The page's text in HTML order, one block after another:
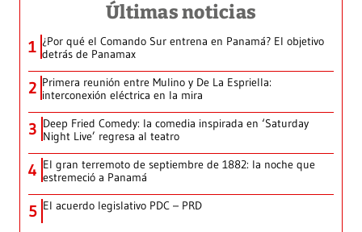
Últimas noticias
1 ¿Por qué el Comando Sur entrena en Panamá? El objetivo
detrás de Panamax
2 Primera reunión entre Mulino y De La Espriella:
interconexión eléctrica en la mira
3 Deep Fried Comedy: la comedia inspirada en ‘Saturday
Night Live’ regresa al teatro
4 El gran terremoto de septiembre de 1882: la noche que
estremeció a Panamá
5 El acuerdo legislativo PDC – PRD